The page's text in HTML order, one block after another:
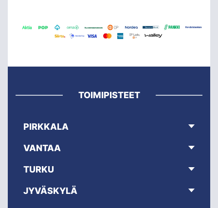
TOIMIPISTEET
PIRKKALA
VANTAA
TURKU
JYVÄSKYLÄ